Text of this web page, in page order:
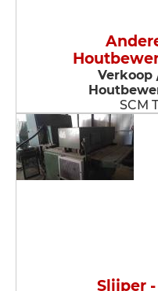
Verkoop
SCM
Slijper